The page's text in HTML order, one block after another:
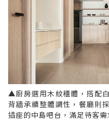
▲廚房選用木紋櫃體，搭配
背牆承續整體調性，餐廳則
插座的中島吧台，滿足待客需